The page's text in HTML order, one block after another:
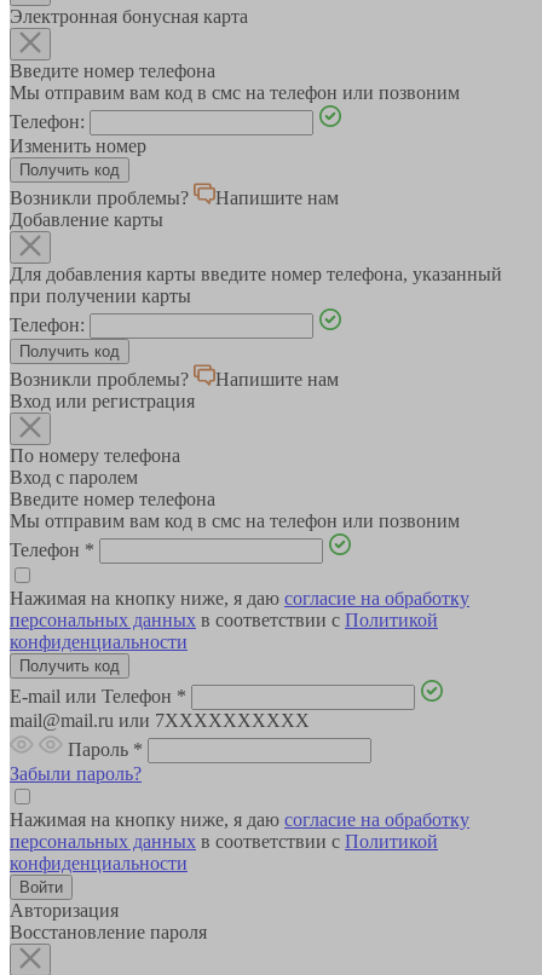
Электронная бонусная карта
Введите номер телефона
Мы отправим вам код в смс на телефон или позвоним
Телефон:
Изменить номер
Возникли проблемы?
Напишите нам
Добавление карты
Для добавления карты введите номер телефона, указанный
при получении карты
Телефон:
Возникли проблемы?
Напишите нам
Вход или регистрация
По номеру телефона
Вход с паролем
Введите номер телефона
Мы отправим вам код в смс на телефон или позвоним
Телефон *
Нажимая на кнопку ниже, я даю согласие на обработку
персональных данных в соответствии с Политикой
конфиденциальности
E-mail или Телефон *
mail@mail.ru или 7XXXXXXXXXX
Пароль *
Забыли пароль?
Нажимая на кнопку ниже, я даю согласие на обработку
персональных данных в соответствии с Политикой
конфиденциальности
Авторизация
Восстановление пароля